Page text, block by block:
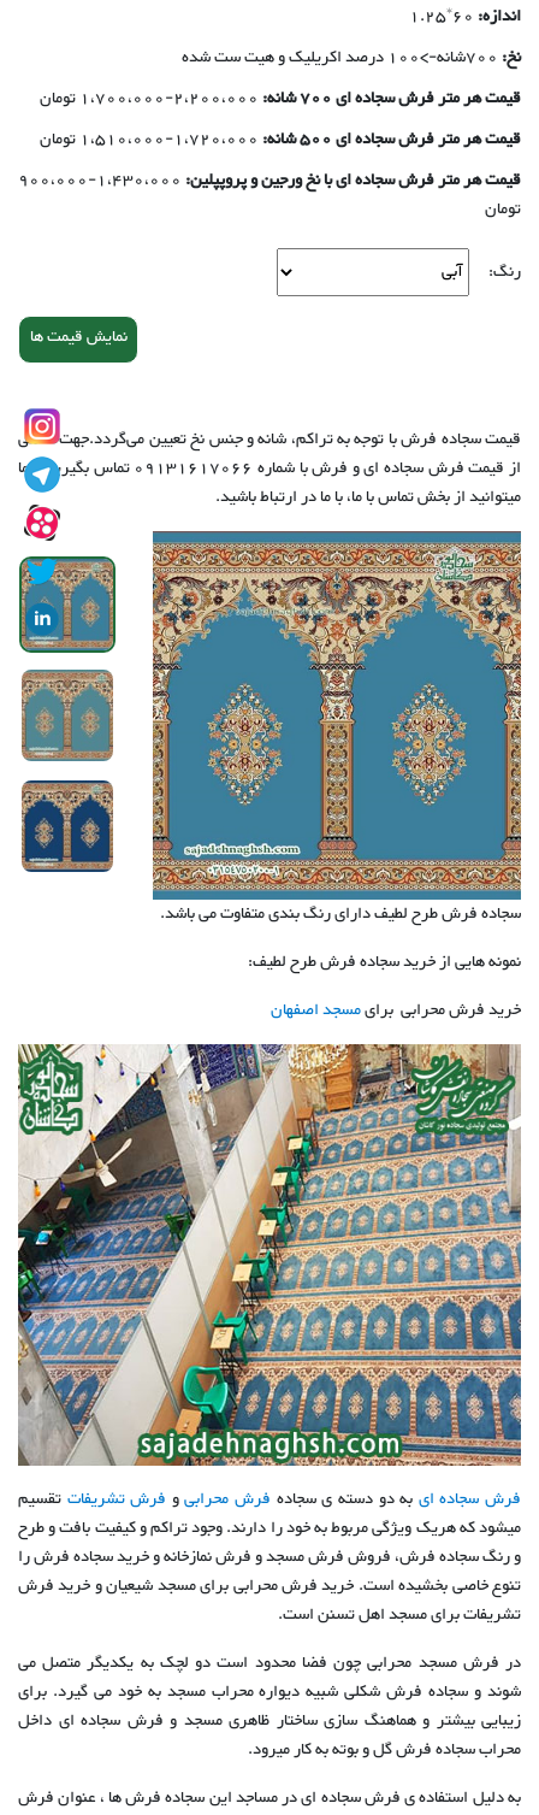
اندازه: 60*1.25
نخ: 700شانه->100 درصد اکریلیک و هیت ست شده
قیمت هر متر فرش سجاده ای 700 شانه:
2،200،000-1،700،000 تومان
قیمت هر متر فرش سجاده ای 500 شانه:
1،720،000-1،510،000 تومان
قیمت هر متر فرش سجاده ای با نخ ورجین و پروپپلین:
1،430،000-900،000
تومان
رنگ:
نمایش قیمت ها
قیمت سجاده فرش با توجه به تراکم، شانه و جنس نخ تعیین می‌گردد.جهت آگاهی
از قیمت فرش سجاده ای و فرش با شماره‌ 09131617066 تماس بگیرید.شما
میتوانید از بخش تماس با ما، با ما در ارتباط باشید.
سجاده فرش طرح لطیف دارای رنگ بندی متفاوت می باشد.
نمونه هایی از خرید سجاده فرش طرح لطیف:
خرید فرش محرابی برایمسجد اصفهان
فرش سجاده ایبه دو دسته ی سجاده فرش محرابیو فرش تشریفاتتقسیم
میشود که هریک ویژگی مربوط به خود را دارند. وجود تراکم و کیفیت بافت و طرح
و رنگ سجاده فرش، فروش فرش مسجد و فرش نمازخانه و خرید سجاده فرش را
تنوع خاصی بخشیده است. خرید فرش محرابی برای مسجد شیعیان و خرید فرش
تشریفات برای مسجد اهل تسنن است.
در فرش مسجد محرابی چون فضا محدود است دو لچک به یکدیگر متصل می
شوند و سجاده فرش شکلی شبیه دیواره محراب مسجد به خود می گیرد. برای
زیبایی بیشتر و هماهنگ سازی ساختار ظاهری مسجد و فرش سجاده ای داخل
محراب سجاده فرش گل و بوته به کار میرود.
به دلیل استفاده ی فرش سجاده ای در مساجد این سجاده فرش ها ، عنوان فرش